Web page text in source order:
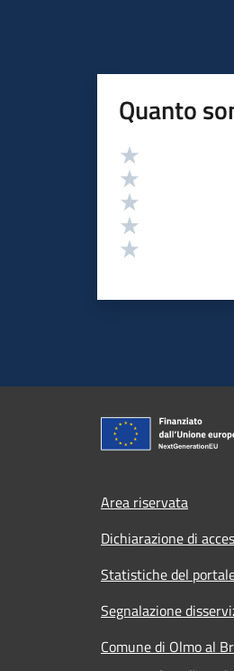
Quanto
Valutazione
Footer
Area riservata
Dichiarazione di
Statistiche del
Segnalazione
Comune di Olmo al